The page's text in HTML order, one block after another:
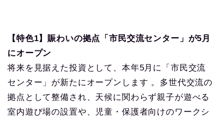
【特色1】賑わいの拠点「市民交流センター」が5月
にオープン
将来を見据えた投資として、本年5月に「市民交流
センター」が新たにオープンします 。多世代交流の
拠点として整備され、天候に関わらず親子が遊べる
室内遊び場の設置や、児童・保護者向けのワークシ